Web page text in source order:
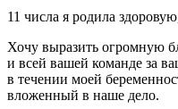
11 числа я родила
Хочу выразить огромную
и всей вашей команде за
в течении моей
вложенный в наше дело.